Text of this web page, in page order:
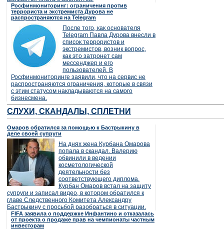
Росфинмониторинг: ограничения против
террориста и экстремиста Дурова не
распространяются на Telegram
После того, как основателя
Telegram Павла Дурова внесли в
список террористов и
экстремистов, возник вопрос,
как это затронет сам
мессенджер и его
пользователей. В
Росфинмониторинге заявили, что на сервис не
распространяются ограничения, которые в связи
с этим статусом накладываются на самого
бизнесмена.
СЛУХИ, СКАНДАЛЫ, СПЛЕТНИ
Омаров обратился за помощью к Бастрыкину в
деле своей супруги
На днях жена Курбана Омарова
попала в скандал. Валерию
обвинили в ведении
косметологической
деятельности без
соответствующего диплома.
Курбан Омаров встал на защиту
супруги и записал видео, в котором обратился к
главе Следственного Комитета Александру
Бастрыкину с просьбой разобраться в ситуации.
FIFA заявила о поддержке Инфантино и отказалась
от проекта о продаже прав на чемпионаты частным
инвесторам